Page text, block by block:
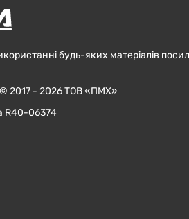
будь-яких матеріалів
© 2017 - 2026 ТОВ «ПМХ»
R40-06374